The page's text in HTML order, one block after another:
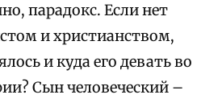
парадокс. Если нет
и христианством,
и куда его девать во
Сын человеческий –